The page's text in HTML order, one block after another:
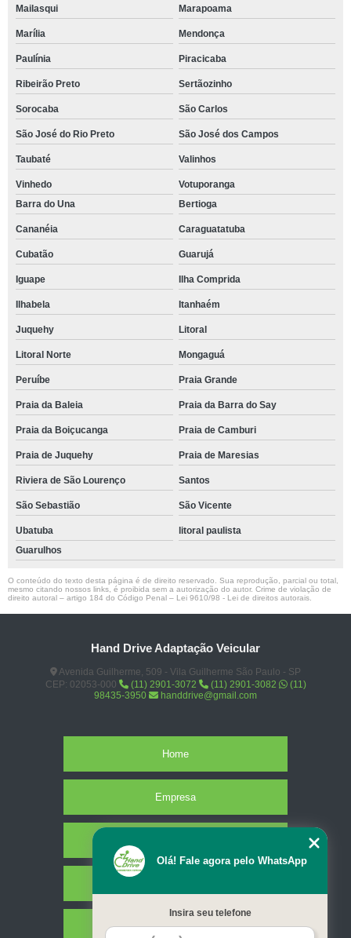
Mailasqui Marapoama
Marília Mendonça
Paulínia Piracicaba
Ribeirão Preto Sertãozinho
Sorocaba São Carlos
São José do Rio Preto São José dos Campos
Taubaté Valinhos
Vinhedo
Votuporanga
Barra do Una
Bertioga
Cananéia Caraguatatuba
Cubatão Guarujá
Iguape Ilha Comprida
Ilhabela Itanhaém
Juquehy Litoral
Litoral Norte Mongaguá
Peruíbe Praia Grande
Praia da Baleia Praia da Barra do Say
Praia da Boiçucanga Praia de Camburi
Praia de Juquehy Praia de Maresias
Riviera de São Lourenço Santos
São Sebastião São Vicente
Ubatuba
litoral paulista
Guarulhos
O conteúdo do texto desta página é de direito reservado. Sua reprodução, parcial ou total,
mesmo citando nossos links, é proibida sem a autorização do autor. Crime de violação de
direito autoral – artigo 184 do Código Penal – Lei 9610/98 - Lei de direitos autorais
Hand Drive Adaptação Veicular
Avenida Guilherme, 509 - Vila Guilherme São Paulo - SP
CEP: 02053-000
(11) 2901-3072 (11) 2901-3082
(11)
98435-3950
handdrive@gmail.com
Home
Empresa
Contato
Olá! Fale agora pelo WhatsApp
Insira seu telefone